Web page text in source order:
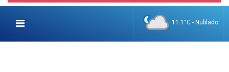
11.1°C - Nublado